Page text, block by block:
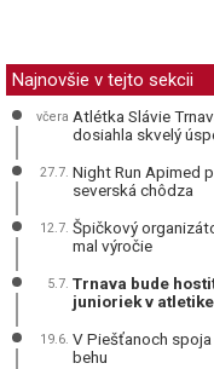
Najnovšie v tejto sekcii
včera Atlétka Slávie
dosiahla skvelý
27.7. Night Run Apimed
severská chôdza
12.7. Špičkový
mal výročie
5.7. Trnava bude
junioriek v atletike
19.6. V Piešťanoch
behu